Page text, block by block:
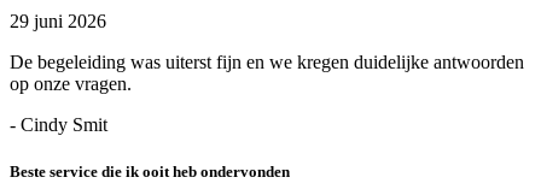
29 juni 2026
De begeleiding was uiterst fijn en we kregen duidelijke antwoorden
op onze vragen.
- Cindy Smit
Beste service die ik ooit heb ondervonden